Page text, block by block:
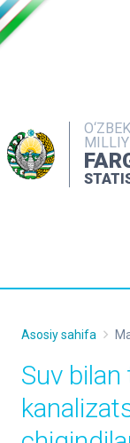
MILLIY
Asosiy sahifa
Suv bilan